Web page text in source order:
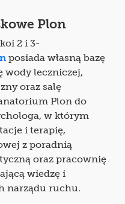
Plon
2 i 3-
posiada własną bazę
wody leczniczej,
oraz salę
Plon do
w którym
i terapię,
z poradnią
oraz pracownię
wiedzę i
narządu ruchu.